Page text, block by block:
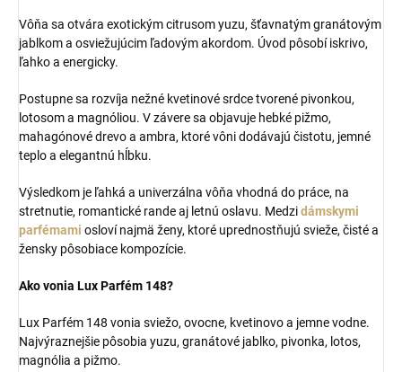
Vôňa sa otvára exotickým citrusom yuzu, šťavnatým granátovým
jablkom a osviežujúcim ľadovým akordom. Úvod pôsobí iskrivo,
ľahko a energicky.
Postupne sa rozvíja nežné kvetinové srdce tvorené pivonkou,
lotosom a magnóliou. V závere sa objavuje hebké pižmo,
mahagónové drevo a ambra, ktoré vôni dodávajú čistotu, jemné
teplo a elegantnú hĺbku.
Výsledkom je ľahká a univerzálna vôňa vhodná do práce, na
stretnutie, romantické rande aj letnú oslavu. Medzidámskymi
parfémami osloví najmä ženy, ktoré uprednostňujú svieže, čisté a
žensky pôsobiace kompozície.
Ako vonia Lux Parfém 148?
Lux Parfém 148 vonia sviežo, ovocne, kvetinovo a jemne vodne.
Najvýraznejšie pôsobia yuzu, granátové jablko, pivonka, lotos,
magnólia a pižmo.